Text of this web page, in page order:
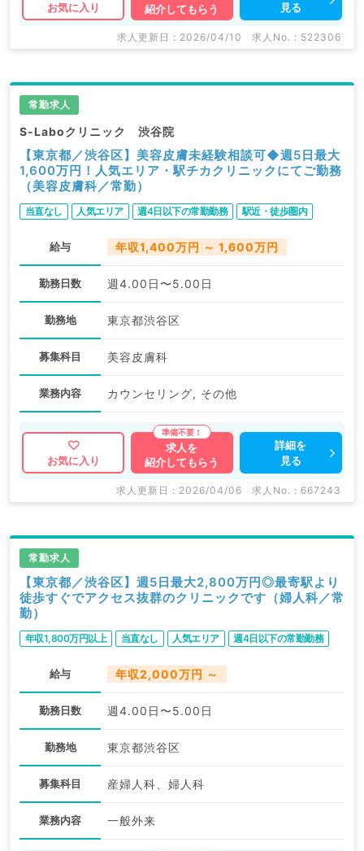
お気に入り
紹介してもらう
見る
求人更新日 : 2026/04/10 求人No. : 522306
常勤求人
S-Laboクリニック 渋谷院
【東京都／渋谷区】美容皮膚未経験相談可◆週5日最大
1,600万円！人気エリア・駅チカクリニックにてご勤務
（美容皮膚科／常勤）
当直なし 人気エリア 週4日以下の常勤勤務 駅近・徒歩圏内
給与 年収1,400万円 ～ 1,600万円
勤務日数 週4.00日〜5.00日
勤務地 東京都渋谷区
募集科目 美容皮膚科
業務内容 カウンセリング, その他
お気に入り
求人を
紹介してもらう
詳細を
見る
求人更新日 : 2026/04/06 求人No. : 667243
常勤求人
【東京都／渋谷区】週5日最大2,800万円◎最寄駅より
徒歩すぐでアクセス抜群のクリニックです（婦人科／常
勤）
年収1,800万円以上 当直なし 人気エリア 週4日以下の常勤勤務
給与 年収2,000万円 ～
勤務日数 週4.00日〜5.00日
勤務地 東京都渋谷区
募集科目 産婦人科、婦人科
業務内容 一般外来